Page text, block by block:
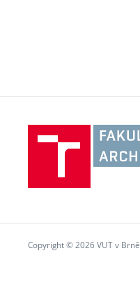
Copyright © 2026 VUT v Brně